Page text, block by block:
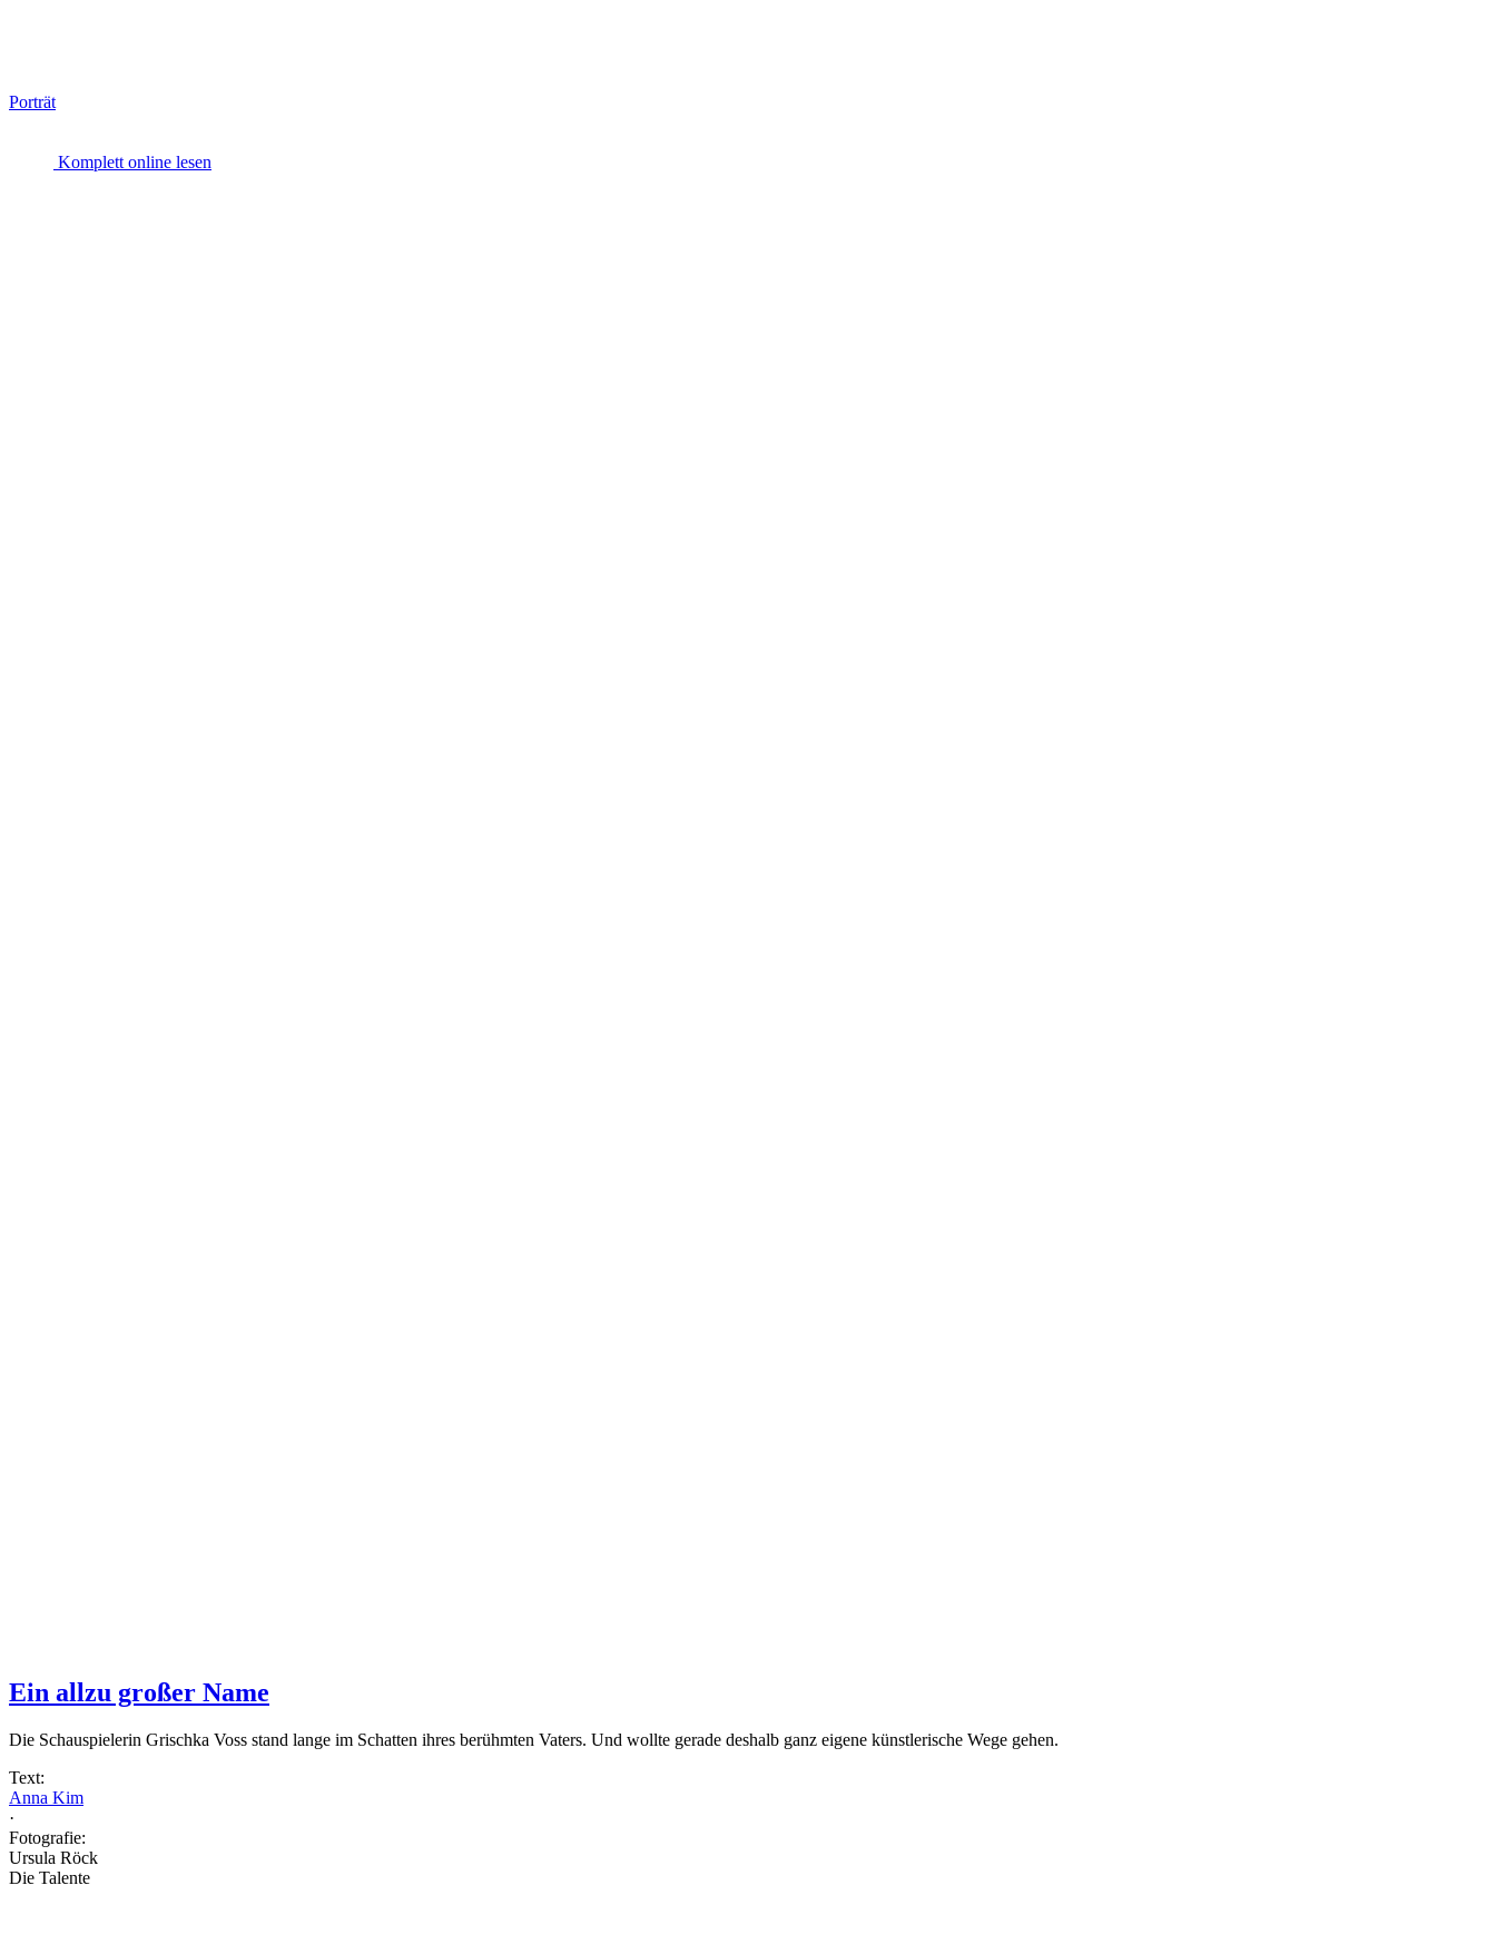
Porträt
Komplett online lesen
Ein allzu großer Name
Die Schauspielerin Grischka Voss stand lange im Schatten ihres berühmten Vaters. Und wollte gerade deshalb ganz eigene künstlerische Wege gehen.
Text:
Anna Kim
·
Fotografie:
Ursula Röck
Die Talente